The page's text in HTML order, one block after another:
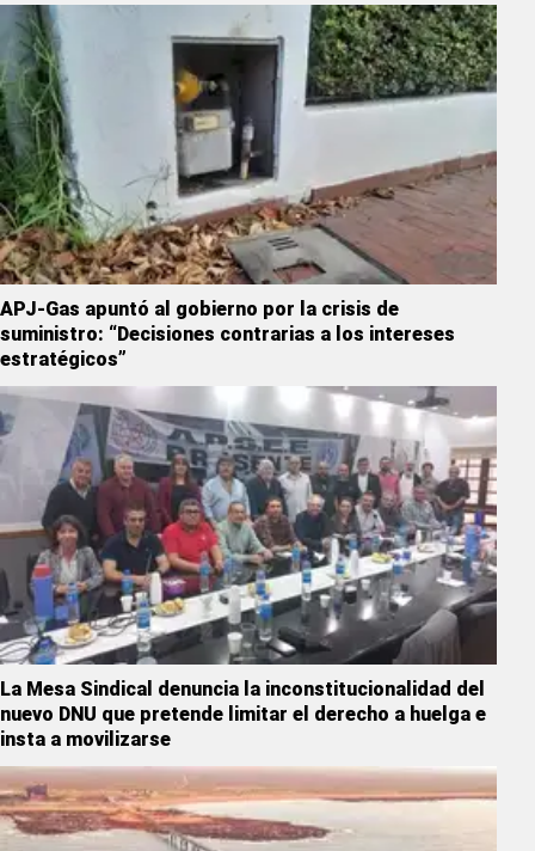
APJ-Gas apuntó al gobierno por la crisis de
suministro: “Decisiones contrarias a los intereses
estratégicos”
La Mesa Sindical denuncia la inconstitucionalidad del
nuevo DNU que pretende limitar el derecho a huelga e
insta a movilizarse